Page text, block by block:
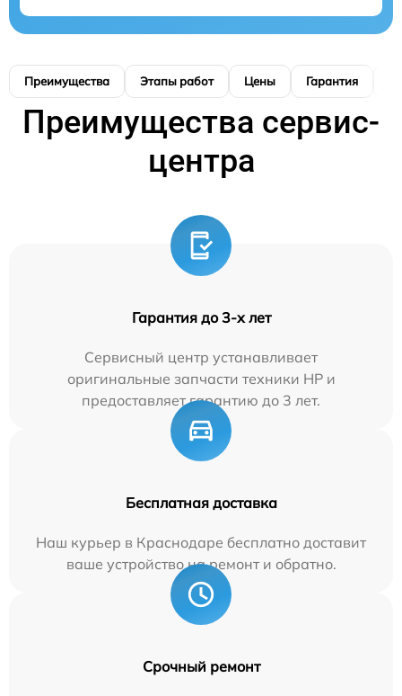
Преимущества Этапы работ Цены Гарантия
Преимущества сервис-
центра
Гарантия до 3-х лет
Сервисный центр устанавливает
оригинальные запчасти техники HP и
предоставляет гарантию до 3 лет.
Бесплатная доставка
Наш курьер в Краснодаре бесплатно доставит
ваше устройство на ремонт и обратно.
Срочный ремонт